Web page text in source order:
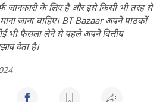
जानकारी के लिए है और इसे किसी भी तरह से
जाना चाहिए। BT Bazaar अपने पाठकों
भी फैसला लेने से पहले अपने वित्तीय
देता है।